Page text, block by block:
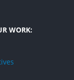
WORK: